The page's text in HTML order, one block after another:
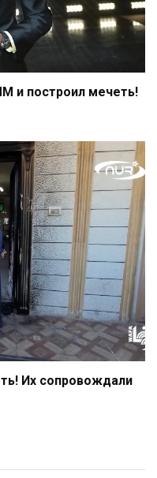
и построил мечеть!
Их сопровождали